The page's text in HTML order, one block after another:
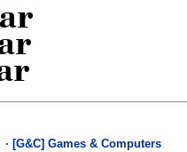
· [G&C] Games & Computers